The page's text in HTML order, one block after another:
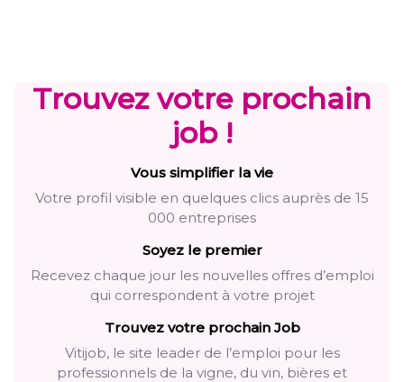
Trouvez votre prochain
job !
Vous simplifier la vie
Votre profil visible en quelques clics auprès de 15
000 entreprises
Soyez le premier
Recevez chaque jour les nouvelles offres d’emploi
qui correspondent à votre projet
Trouvez votre prochain Job
Vitijob, le site leader de l’emploi pour les
professionnels de la vigne, du vin, bières et